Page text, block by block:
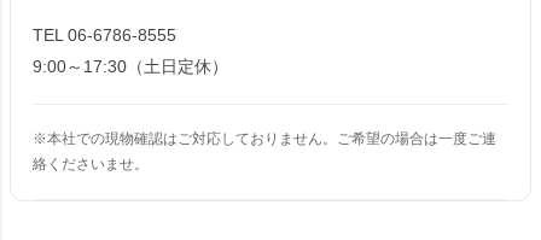
TEL 06-6786-8555
9:00～17:30（土日定休）
※本社での現物確認はご対応しておりません。ご希望の場合は一度ご連
絡くださいませ。